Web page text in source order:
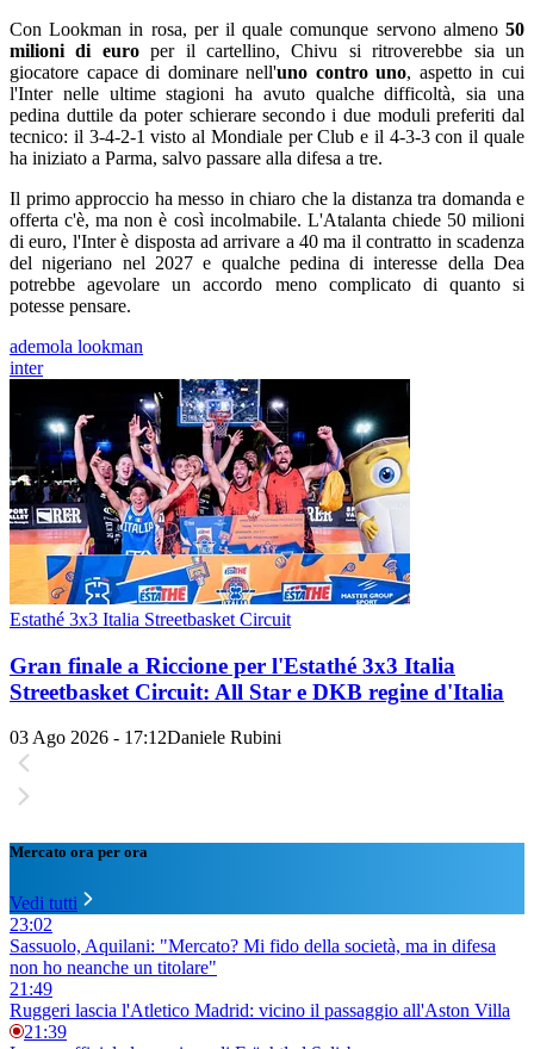
Con Lookman in rosa, per il quale comunque servono almeno 50
milioni di europer il cartellino, Chivu si ritroverebbe sia un
giocatore capace di dominare nell'uno contro uno, aspetto in cui
l'Inter nelle ultime stagioni ha avuto qualche difficoltà, sia una
pedina duttile da poter schierare secondo i due moduli preferiti dal
tecnico: il 3-4-2-1 visto al Mondiale per Club e il 4-3-3 con il quale
ha iniziato a Parma, salvo passare alla difesa a tre.
Il primo approccio ha messo in chiaro che la distanza tra domanda e
offerta c'è, ma non è così incolmabile. L'Atalanta chiede 50 milioni
di euro, l'Inter è disposta ad arrivare a 40 ma il contratto in scadenza
del nigeriano nel 2027 e qualche pedina di interesse della Dea
potrebbe agevolare un accordo meno complicato di quanto si
potesse pensare.
ademola lookman
inter
Estathé 3x3 Italia Streetbasket Circuit
Gran finale a Riccione per l'Estathé 3x3 Italia
Streetbasket Circuit: All Star e DKB regine d'Italia
03 Ago 2026 - 17:12Daniele Rubini
Mercato ora per ora
Vedi tutti
23:02
Sassuolo, Aquilani: "Mercato? Mi fido della società, ma in difesa
non ho neanche un titolare"
21:49
Ruggeri lascia l'Atletico Madrid: vicino il passaggio all'Aston Villa
21:39